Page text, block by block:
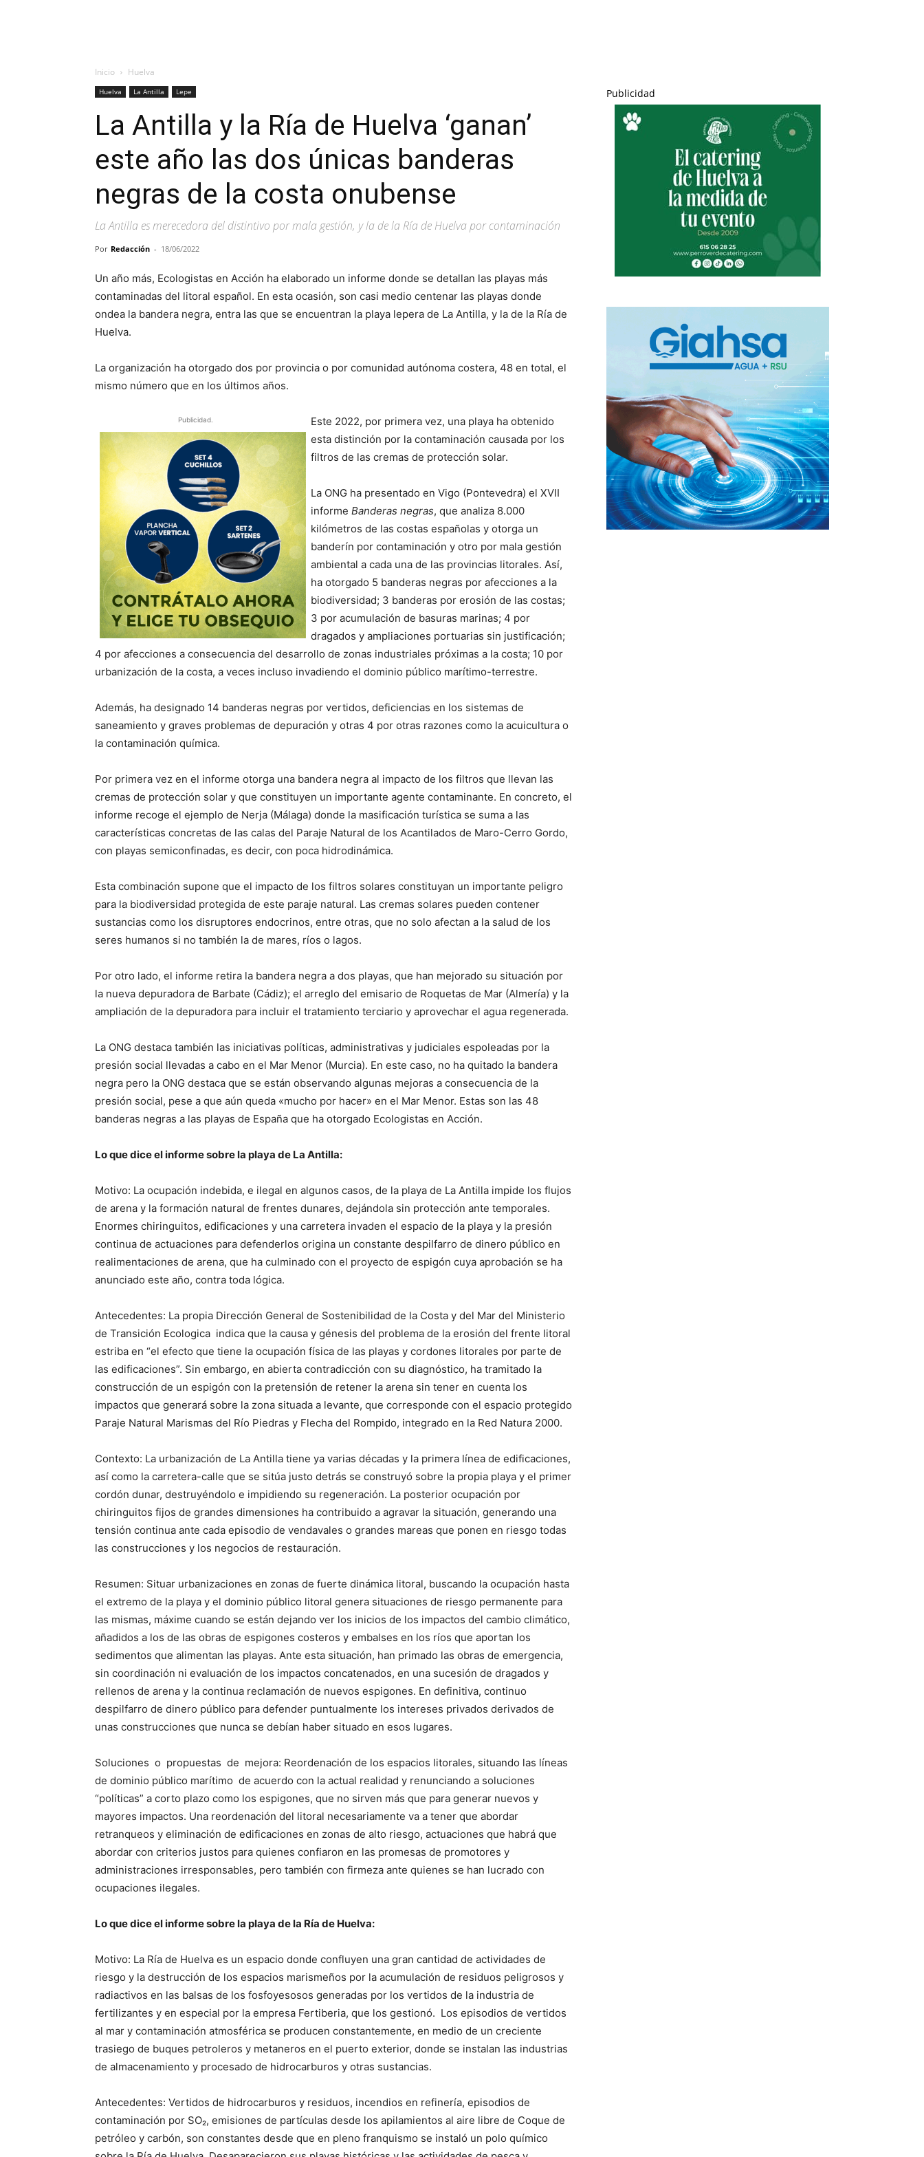
Inicio Huelva
Huelva La Antilla Lepe
La Antilla y la Ría de Huelva ‘ganan’
este año las dos únicas banderas
negras de la costa onubense
La Antilla es merecedora del distintivo por mala gestión, y la de la Ría de Huelva por contaminación
Por Redacción - 18/06/2022
Un año más, Ecologistas en Acción ha elaborado un informe donde se detallan las playas más
contaminadas del litoral español. En esta ocasión, son casi medio centenar las playas donde
ondea la bandera negra, entra las que se encuentran la playa lepera de La Antilla, y la de la Ría de
Huelva.
La organización ha otorgado dos por provincia o por comunidad autónoma costera, 48 en total, el
mismo número que en los últimos años.
Publicidad.
Este 2022, por primera vez, una playa ha obtenido
esta distinción por la contaminación causada por los
filtros de las cremas de protección solar.
La ONG ha presentado en Vigo (Pontevedra) el XVII
informe Banderas negras, que analiza 8.000
kilómetros de las costas españolas y otorga un
banderín por contaminación y otro por mala gestión
ambiental a cada una de las provincias litorales. Así,
ha otorgado 5 banderas negras por afecciones a la
biodiversidad; 3 banderas por erosión de las costas;
3 por acumulación de basuras marinas; 4 por
dragados y ampliaciones portuarias sin justificación;
4 por afecciones a consecuencia del desarrollo de zonas industriales próximas a la costa; 10 por
urbanización de la costa, a veces incluso invadiendo el dominio público marítimo-terrestre.
Además, ha designado 14 banderas negras por vertidos, deficiencias en los sistemas de
saneamiento y graves problemas de depuración y otras 4 por otras razones como la acuicultura o
la contaminación química.
Por primera vez en el informe otorga una bandera negra al impacto de los filtros que llevan las
cremas de protección solar y que constituyen un importante agente contaminante. En concreto, el
informe recoge el ejemplo de Nerja (Málaga) donde la masificación turística se suma a las
características concretas de las calas del Paraje Natural de los Acantilados de Maro-Cerro Gordo,
con playas semiconfinadas, es decir, con poca hidrodinámica.
Esta combinación supone que el impacto de los filtros solares constituyan un importante peligro
para la biodiversidad protegida de este paraje natural. Las cremas solares pueden contener
sustancias como los disruptores endocrinos, entre otras, que no solo afectan a la salud de los
seres humanos si no también la de mares, ríos o lagos.
Por otro lado, el informe retira la bandera negra a dos playas, que han mejorado su situación por
la nueva depuradora de Barbate (Cádiz); el arreglo del emisario de Roquetas de Mar (Almería) y la
ampliación de la depuradora para incluir el tratamiento terciario y aprovechar el agua regenerada.
La ONG destaca también las iniciativas políticas, administrativas y judiciales espoleadas por la
presión social llevadas a cabo en el Mar Menor (Murcia). En este caso, no ha quitado la bandera
negra pero la ONG destaca que se están observando algunas mejoras a consecuencia de la
presión social, pese a que aún queda «mucho por hacer» en el Mar Menor. Estas son las 48
banderas negras a las playas de España que ha otorgado Ecologistas en Acción.
Lo que dice el informe sobre la playa de La Antilla:
Motivo: La ocupación indebida, e ilegal en algunos casos, de la playa de La Antilla impide los flujos
de arena y la formación natural de frentes dunares, dejándola sin protección ante temporales.
Enormes chiringuitos, edificaciones y una carretera invaden el espacio de la playa y la presión
continua de actuaciones para defenderlos origina un constante despilfarro de dinero público en
realimentaciones de arena, que ha culminado con el proyecto de espigón cuya aprobación se ha
anunciado este año, contra toda lógica.
Antecedentes: La propia Dirección General de Sostenibilidad de la Costa y del Mar del Ministerio
de Transición Ecologica indica que la causa y génesis del problema de la erosión del frente litoral
estriba en “el efecto que tiene la ocupación física de las playas y cordones litorales por parte de
las edificaciones”. Sin embargo, en abierta contradicción con su diagnóstico, ha tramitado la
construcción de un espigón con la pretensión de retener la arena sin tener en cuenta los
impactos que generará sobre la zona situada a levante, que corresponde con el espacio protegido
Paraje Natural Marismas del Río Piedras y Flecha del Rompido, integrado en la Red Natura 2000.
Contexto: La urbanización de La Antilla tiene ya varias décadas y la primera línea de edificaciones,
así como la carretera-calle que se sitúa justo detrás se construyó sobre la propia playa y el primer
cordón dunar, destruyéndolo e impidiendo su regeneración. La posterior ocupación por
chiringuitos fijos de grandes dimensiones ha contribuido a agravar la situación, generando una
tensión continua ante cada episodio de vendavales o grandes mareas que ponen en riesgo todas
las construcciones y los negocios de restauración.
Resumen: Situar urbanizaciones en zonas de fuerte dinámica litoral, buscando la ocupación hasta
el extremo de la playa y el dominio público litoral genera situaciones de riesgo permanente para
las mismas, máxime cuando se están dejando ver los inicios de los impactos del cambio climático,
añadidos a los de las obras de espigones costeros y embalses en los ríos que aportan los
sedimentos que alimentan las playas. Ante esta situación, han primado las obras de emergencia,
sin coordinación ni evaluación de los impactos concatenados, en una sucesión de dragados y
rellenos de arena y la continua reclamación de nuevos espigones. En definitiva, continuo
despilfarro de dinero público para defender puntualmente los intereses privados derivados de
unas construcciones que nunca se debían haber situado en esos lugares.
Soluciones o propuestas de mejora: Reordenación de los espacios litorales, situando las líneas
de dominio público marítimo de acuerdo con la actual realidad y renunciando a soluciones
“políticas” a corto plazo como los espigones, que no sirven más que para generar nuevos y
mayores impactos. Una reordenación del litoral necesariamente va a tener que abordar
retranqueos y eliminación de edificaciones en zonas de alto riesgo, actuaciones que habrá que
abordar con criterios justos para quienes confiaron en las promesas de promotores y
administraciones irresponsables, pero también con firmeza ante quienes se han lucrado con
ocupaciones ilegales.
Lo que dice el informe sobre la playa de la Ría de Huelva:
Motivo: La Ría de Huelva es un espacio donde confluyen una gran cantidad de actividades de
riesgo y la destrucción de los espacios marismeños por la acumulación de residuos peligrosos y
radiactivos en las balsas de los fosfoyesosos generadas por los vertidos de la industria de
fertilizantes y en especial por la empresa Fertiberia, que los gestionó. Los episodios de vertidos
al mar y contaminación atmosférica se producen constantemente, en medio de un creciente
trasiego de buques petroleros y metaneros en el puerto exterior, donde se instalan las industrias
de almacenamiento y procesado de hidrocarburos y otras sustancias.
Antecedentes: Vertidos de hidrocarburos y residuos, incendios en refinería, episodios de
contaminación por SO₂, emisiones de partículas desde los apilamientos al aire libre de Coque de
petróleo y carbón, son constantes desde que en pleno franquismo se instaló un polo químico
Publicidad